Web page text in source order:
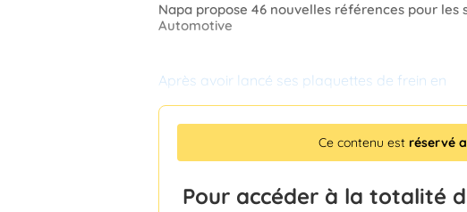
Napa propose 46 nouvelles références pour
Automotive
Après avoir lancé ses plaquettes de frein en
Ce contenu est réservé
Pour accéder à la totalité